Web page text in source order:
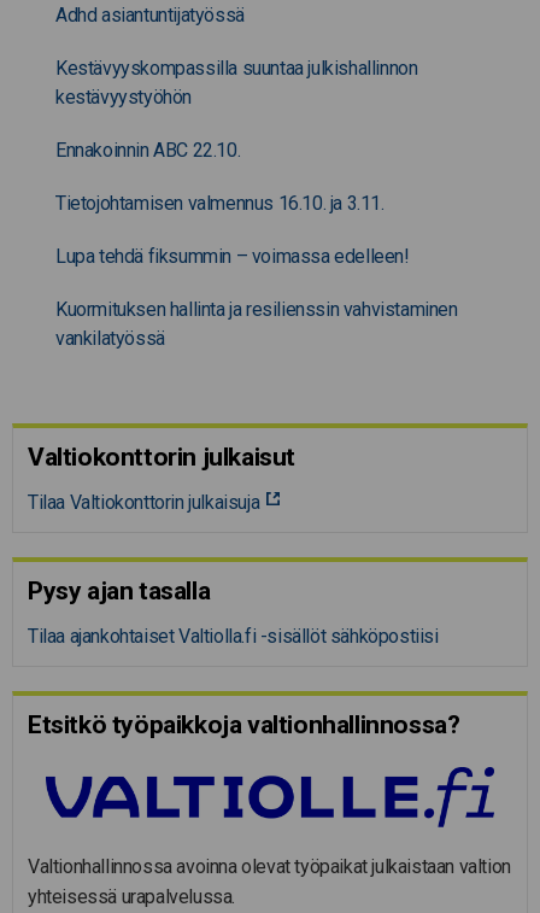
Adhd asiantuntijatyössä
Kestävyyskompassilla suuntaa julkishallinnon
kestävyystyöhön
Ennakoinnin ABC 22.10.
Tietojohtamisen valmennus 16.10. ja 3.11.
Lupa tehdä fiksummin – voimassa edelleen!
Kuormituksen hallinta ja resilienssin vahvistaminen
vankilatyössä
Valtiokonttorin julkaisut
Tilaa Valtiokonttorin julkaisuja
Pysy ajan tasalla
Tilaa ajankohtaiset Valtiolla.fi -sisällöt sähköpostiisi
Etsitkö työpaikkoja valtion­hal­lin­nossa?
Valtionhallinnossa avoinna olevat työpaikat julkaistaan valtion
yhteisessä urapalvelussa.